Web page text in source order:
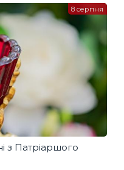
з Патріаршого
8 серпня